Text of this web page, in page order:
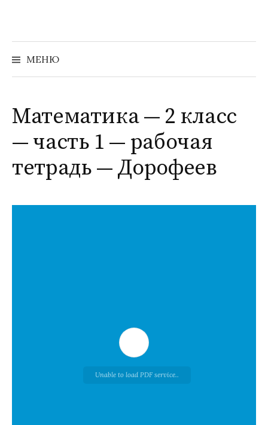
содержимому
МЕНЮ
Найти:
Математика — 2 класс
— часть 1 — рабочая
тетрадь — Дорофеев
Unable to load PDF service..